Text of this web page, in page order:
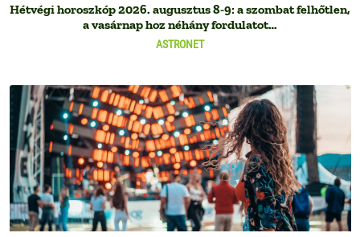
ASTRONET
Hétvégi horoszkóp 2026. augusztus 8-9: a szombat felhőtlen,
a vasárnap hoz néhány fordulatot…